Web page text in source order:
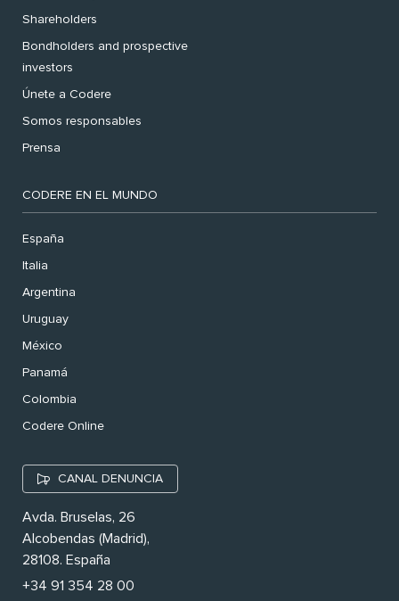
Shareholders
Bondholders and prospective
investors
Únete a Codere
Somos responsables
Prensa
CODERE EN EL MUNDO
España
Italia
Argentina
Uruguay
México
Panamá
Colombia
Codere Online
CANAL DENUNCIA
Avda. Bruselas, 26
Alcobendas (Madrid),
28108. España
+34 91 354 28 00